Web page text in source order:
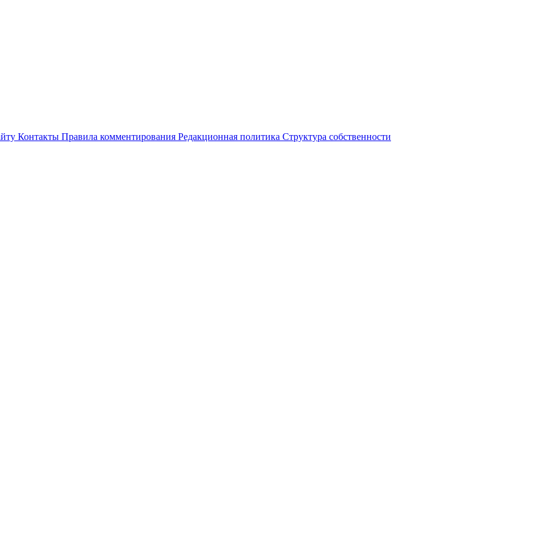
Контакты Правила комментирования Редакционная политика Структура собственности